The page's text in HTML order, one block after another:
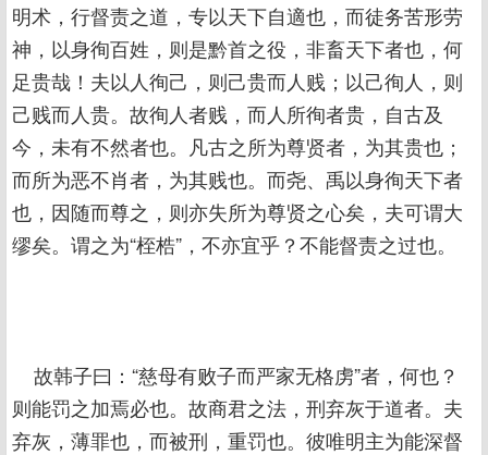
明术，行督责之道，专以天下自適也，而徒务苦形劳
神，以身徇百姓，则是黔首之役，非畜天下者也，何
足贵哉！夫以人徇己，则己贵而人贱；以己徇人，则
己贱而人贵。故徇人者贱，而人所徇者贵，自古及
今，未有不然者也。凡古之所为尊贤者，为其贵也；
而所为恶不肖者，为其贱也。而尧、禹以身徇天下者
也，因随而尊之，则亦失所为尊贤之心矣，夫可谓大
缪矣。谓之为“桎梏”，不亦宜乎？不能督责之过也。
故韩子曰：“慈母有败子而严家无格虏”者，何也？
则能罚之加焉必也。故商君之法，刑弃灰于道者。夫
弃灰，薄罪也，而被刑，重罚也。彼唯明主为能深督